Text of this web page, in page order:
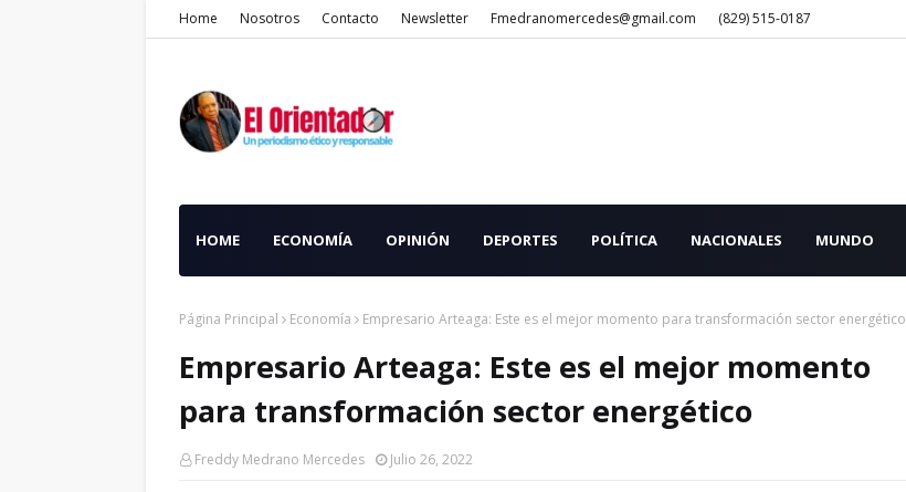
Home Nosotros Contacto Newsletter Fmedranomercedes@gmail.com (829) 515-0187
HOME ECONOMÍA OPINIÓN DEPORTES POLÍTICA NACIONALES MUNDO
Página Principal Economía Empresario Arteaga: Este es el mejor momento para transformación sector energético
Empresario Arteaga: Este es el mejor momento
para transformación sector energético
Freddy Medrano Mercedes Julio 26, 2022